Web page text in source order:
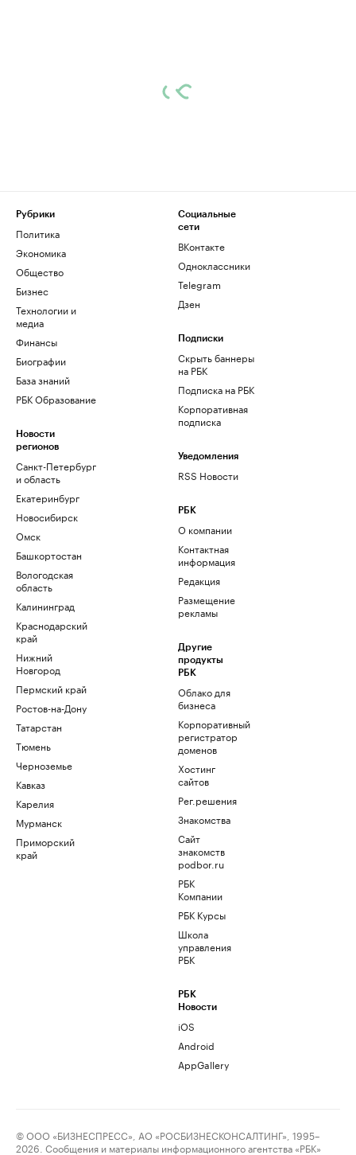
Рубрики
Политика
Экономика
Общество
Бизнес
Технологии и
медиа
Финансы
Биографии
База знаний
РБК Образование
Новости
регионов
Санкт-Петербург
и область
Екатеринбург
Новосибирск
Омск
Башкортостан
Вологодская
область
Калининград
Краснодарский
край
Нижний
Новгород
Пермский край
Ростов-на-Дону
Татарстан
Тюмень
Черноземье
Кавказ
Карелия
Мурманск
Приморский
край
Социальные
сети
ВКонтакте
Одноклассники
Telegram
Дзен
Подписки
Скрыть баннеры
на РБК
Подписка на РБК
Корпоративная
подписка
Уведомления
RSS Новости
РБК
О компании
Контактная
информация
Редакция
Размещение
рекламы
Другие
продукты
РБК
Облако для
бизнеса
Корпоративный
регистратор
доменов
Хостинг
сайтов
Рег.решения
Знакомства
Сайт
знакомств
podbor.ru
РБК
Компании
РБК Курсы
Школа
управления
РБК
РБК
Новости
iOS
Android
AppGallery
© ООО «БИЗНЕСПРЕСС», АО «РОСБИЗНЕСКОНСАЛТИНГ», 1995–
2026. Сообщения и материалы информационного агентства «РБК»